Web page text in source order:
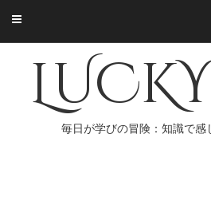
content
毎日が学びの冒険：知識で感